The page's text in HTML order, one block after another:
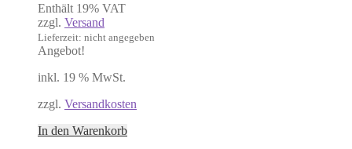
war:
650,00 €
Enthält 19% VAT
zzgl. Versand
Lieferzeit: nicht angegeben
Angebot!
inkl. 19 % MwSt.
zzgl. Versandkosten
In den Warenkorb